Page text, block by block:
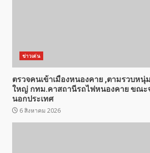
ข่าวเด่น
ตรวจคนเข้าเมืองหนองคาย ,ตามรวบหนุ่
ใหญ่ กทม.คาสถานีรถไฟหนองคาย ขณะ
นอกประเทศ
6 สิงหาคม 2026